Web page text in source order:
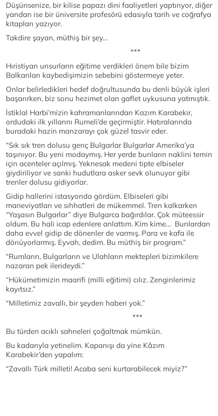
Düşünsenize, bir kilise papazı dini faaliyetleri yaptırıyor, diğer
yandan ise bir üniversite profesörü edasıyla tarih ve coğrafya
kitapları yazıyor.
Takdire şayan, müthiş bir şey…
***
Hıristiyan unsurların eğitime verdikleri önem bile bizim
Balkanları kaybedişimizin sebebini göstermeye yeter.
Onlar belirledikleri hedef doğrultusunda bu denli büyük işleri
başarırken, biz sonu hezimet olan gaflet uykusuna yatmıştık.
İstiklal Harbi’mizin kahramanlarından Kazım Karabekir,
ordudaki ilk yıllarını Rumeli’de geçirmiştir. Hatıralarında
buradaki hazin manzarayı çok güzel tasvir eder.
“Sık sık tren dolusu genç Bulgarlar Bulgarlar Amerika’ya
taşınıyor. Bu yeni modaymış. Her yerde bunların naklini temin
için acenteler açılmış. Yeknesak medeni tipte elbiseler
giydiriliyor ve sanki hudutlara asker sevk olunuyor gibi
trenler dolusu gidiyorlar.
Gidip hallerini istasyonda gördüm. Elbiseleri gibi
maneviyatları ve sıhhatleri de mükemmel. Tren kalkarken
“Yaşasın Bulgarlar” diye Bulgarca bağırdılar. Çok müteessir
oldum. Bu hali icap edenlere anlattım. Kim kime… Bunlardan
daha evvel gidip de dönenler de varmış. Para ve kafa ile
dönüyorlarmış. Eyvah, dedim. Bu müthiş bir program.”
“Rumların, Bulgarların ve Ulahların mektepleri bizimkilere
nazaran pek ilerideydi.”
“Hükümetimizin maarifi (milli eğitimi) cılız. Zenginlerimiz
kayıtsız.”
“Milletimiz zavallı, bir şeyden haberi yok.”
***
Bu türden acıklı sahneleri çoğaltmak mümkün.
Bu kadarıyla yetinelim. Kapanışı da yine Kâzım
Karabekir’den yapalım:
“Zavallı Türk milleti! Acaba seni kurtarabilecek miyiz?”